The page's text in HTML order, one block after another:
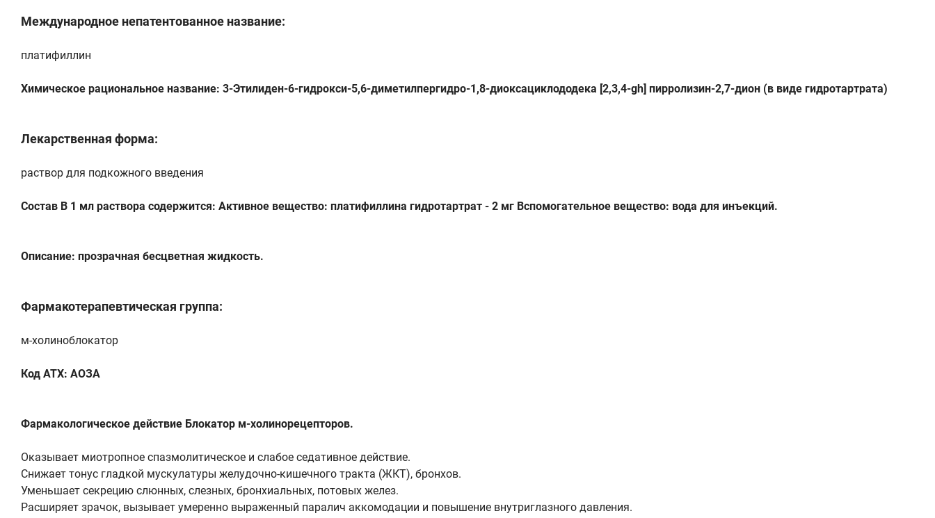
Международное непатентованное название:
платифиллин
Химическое рациональное название: 3-Этилиден-6-гидрокси-5,6-диметилпергидро-1,8-диоксациклододека [2,3,4-gh] пирролизин-2,7-дион (в виде гидротартрата)
Лекарственная форма:
раствор для подкожного введения
Состав В 1 мл раствора содержится: Активное вещество: платифиллина гидротартрат - 2 мг Вспомогательное вещество: вода для инъекций.
Описание: прозрачная бесцветная жидкость.
Фармакотерапевтическая группа:
м-холиноблокатор
Код ATX: АОЗА
Фармакологическое действие Блокатор м-холинорецепторов.
Оказывает миотропное спазмолитическое и слабое седативное действие.
Снижает тонус гладкой мускулатуры желудочно-кишечного тракта (ЖКТ), бронхов.
Уменьшает секрецию слюнных, слезных, бронхиальных, потовых желез.
Расширяет зрачок, вызывает умеренно выраженный паралич аккомодации и повышение внутриглазного давления.